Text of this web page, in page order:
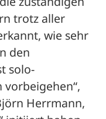
trotz aller
wie sehr
den
solo-
Herrmann,